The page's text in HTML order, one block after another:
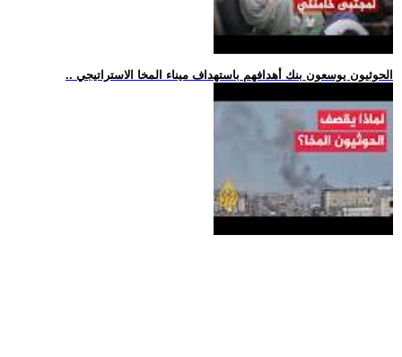
.. الحوثيون يوسعون بنك أهدافهم باستهداف ميناء المخا الاستراتيجي